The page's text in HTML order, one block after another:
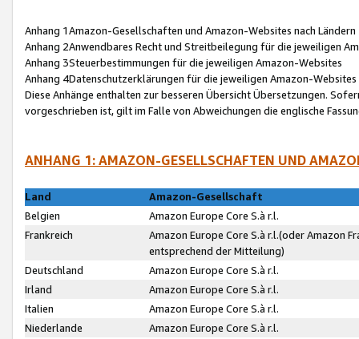
Anhang 1Amazon-Gesellschaften und Amazon-Websites nach Ländern
Anhang 2Anwendbares Recht und Streitbeilegung für die jeweiligen
Anhang 3Steuerbestimmungen für die jeweiligen Amazon-Websites
Anhang 4Datenschutzerklärungen für die jeweiligen Amazon-Websites
Diese Anhänge enthalten zur besseren Übersicht Übersetzungen.
vorgeschrieben ist, gilt im Falle von Abweichungen die englische
ANHANG 1: AMAZON-GESELLSCHAFTEN UND
Land
Amazon-Gesellschaft
Belgien
Amazon Europe Core S.à r.l.
Frankreich
Amazon Europe Core S.à r.l.(oder Amazon
entsprechend der Mitteilung)
Deutschland
Amazon Europe Core S.à r.l.
Irland
Amazon Europe Core S.à r.l.
Italien
Amazon Europe Core S.à r.l.
Niederlande
Amazon Europe Core S.à r.l.